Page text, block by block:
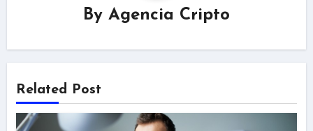
By Agencia Cripto
Related Post